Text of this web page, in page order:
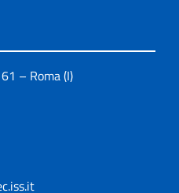
– Roma (I)